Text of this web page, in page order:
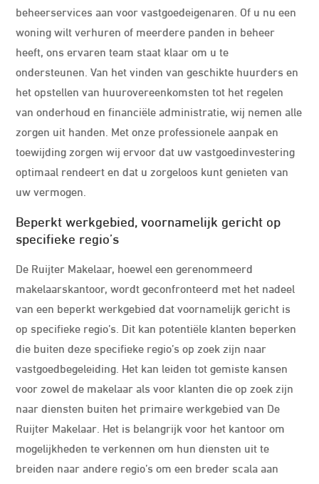
beheerservices aan voor vastgoedeigenaren. Of u nu een
woning wilt verhuren of meerdere panden in beheer
heeft, ons ervaren team staat klaar om u te
ondersteunen. Van het vinden van geschikte huurders en
het opstellen van huurovereenkomsten tot het regelen
van onderhoud en financiële administratie, wij nemen alle
zorgen uit handen. Met onze professionele aanpak en
toewijding zorgen wij ervoor dat uw vastgoedinvestering
optimaal rendeert en dat u zorgeloos kunt genieten van
uw vermogen.
Beperkt werkgebied, voornamelijk gericht op
specifieke regio’s
De Ruijter Makelaar, hoewel een gerenommeerd
makelaarskantoor, wordt geconfronteerd met het nadeel
van een beperkt werkgebied dat voornamelijk gericht is
op specifieke regio’s. Dit kan potentiële klanten beperken
die buiten deze specifieke regio’s op zoek zijn naar
vastgoedbegeleiding. Het kan leiden tot gemiste kansen
voor zowel de makelaar als voor klanten die op zoek zijn
naar diensten buiten het primaire werkgebied van De
Ruijter Makelaar. Het is belangrijk voor het kantoor om
mogelijkheden te verkennen om hun diensten uit te
breiden naar andere regio’s om een breder scala aan